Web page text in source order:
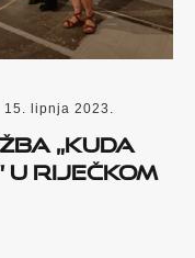
15. lipnja 2023.
„Kuda
u riječkom